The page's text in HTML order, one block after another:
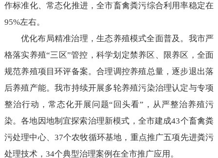
作标准化、常态化推进，全市畜禽粪污综合利用率稳定在
95%左右。
优化布局精准治理，生态养殖模式全面普及。我市严
格落实养殖“三区”管控，科学划定禁养区、限养区，全面
规范养殖项目环评备案。合理调控养殖总量，逐步退出落
后养殖产能。我市持续开展多轮养殖污染治理认定与专项
整治行动，常态化开展问题“回头看”，从严整治养殖污
染。各地因地制宜探索治理新模式，全市建成43个畜禽粪
污处理中心、37个农牧循环基地，重点推广五项先进粪污
处理技术，34个典型治理案例在全市推广应用。